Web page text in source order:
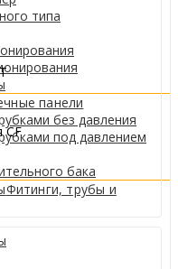
типа
панели
без давления
под давлением
бака
Фитинги, трубы и
CF